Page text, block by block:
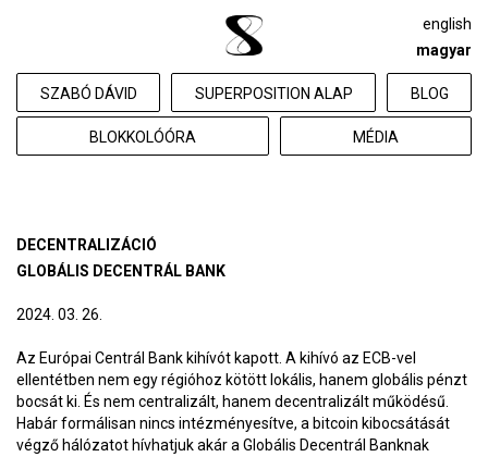
SZABÓ DÁVID SUPERPOSITION ALAP BLOG
BLOKKOLÓÓRA MÉDIA
english
magyar
DECENTRALIZÁCIÓ
GLOBÁLIS DECENTRÁL BANK
2024. 03. 26.
Az Európai Centrál Bank kihívót kapott. A kihívó az ECB-vel
ellentétben nem egy régióhoz kötött lokális, hanem globális pénzt
bocsát ki. És nem centralizált, hanem decentralizált működésű.
Habár formálisan nincs intézményesítve, a bitcoin kibocsátását
végző hálózatot hívhatjuk akár a Globális Decentrál Banknak